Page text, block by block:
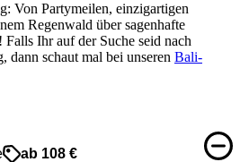
Von Partymeilen, einzigartigen
Regenwald über sagenhafte
Ihr auf der Suche seid nach
dann schaut mal bei unseren Bali-
ab 108 €